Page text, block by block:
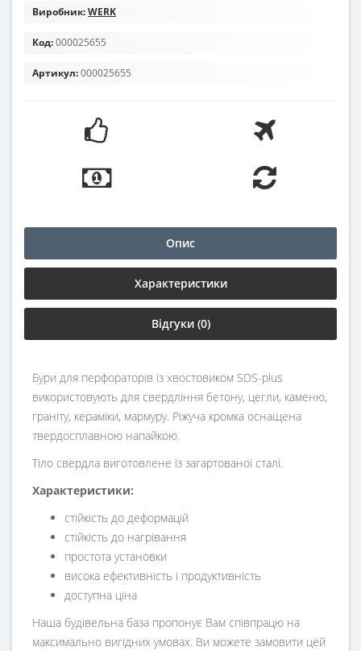
Виробник:WERK
Код:000025655
Артикул:000025655
Опис
Характеристики
Відгуки (0)
Бури для перфораторів із хвостовиком SDS-plus
використовують для свердління бетону, цегли, каменю,
граніту, кераміки, мармуру. Ріжуча кромка оснащена
твердосплавною напайкою.
Тіло свердла виготовлене із загартованої сталі.
Характеристики:
стійкість до деформацій
стійкість до нагрівання
простота установки
висока ефективність і продуктивність
доступна ціна
Наша будівельна база пропонує Вам співпрацю на
максимально вигідних умовах. Ви можете замовити цей